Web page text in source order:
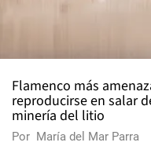
Flamenco más
reproducirse en salar
minería del litio
Por María del Mar Parra